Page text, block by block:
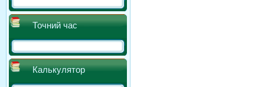
Точний час
Калькулятор